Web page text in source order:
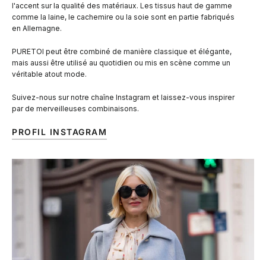
l'accent sur la qualité des matériaux. Les tissus haut de gamme
comme la laine, le cachemire ou la soie sont en partie fabriqués
en Allemagne.
PURETOI peut être combiné de manière classique et élégante,
mais aussi être utilisé au quotidien ou mis en scène comme un
véritable atout mode.
Suivez-nous sur notre chaîne Instagram et laissez-vous inspirer
par de merveilleuses combinaisons.
PROFIL INSTAGRAM